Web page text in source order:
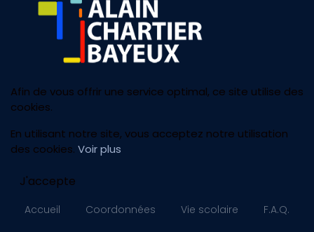
Afin de vous offrir une service optimal, ce site utilise des
cookies.
En utilisant notre site, vous acceptez notre utilisation
des cookies. Voir plus
J'accepte
Accueil Coordonnées Vie scolaire F.A.Q.